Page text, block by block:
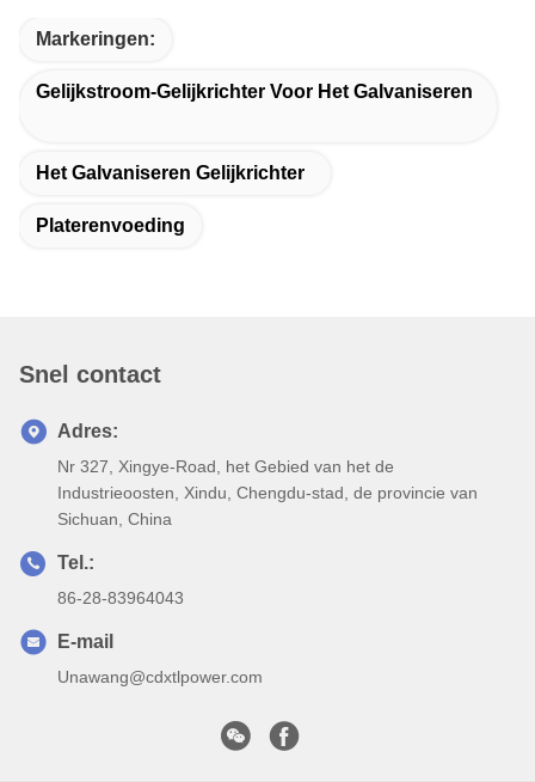
Markeringen:
Gelijkstroom-Gelijkrichter Voor Het Galvaniseren
Het Galvaniseren Gelijkrichter
Platerenvoeding
Snel contact
Adres:
Nr 327, Xingye-Road, het Gebied van het de
Industrieoosten, Xindu, Chengdu-stad, de provincie van
Sichuan, China
Tel.:
86-28-83964043
E-mail
Unawang@cdxtlpower.com